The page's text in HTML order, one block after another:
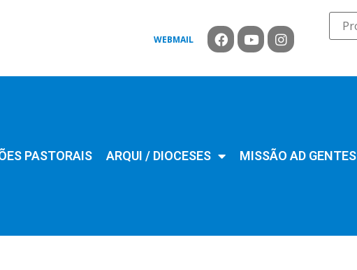
WEBMAIL
PASTORAIS ARQUI / DIOCESES MISSÃO AD GENTES